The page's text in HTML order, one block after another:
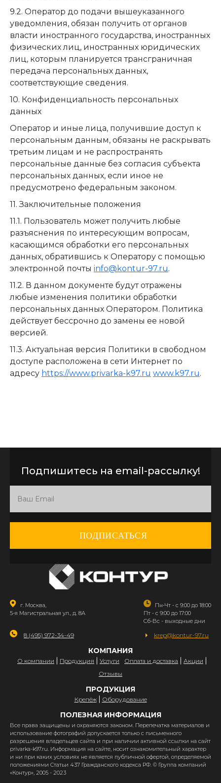
9.2. Оператор до подачи вышеуказанного
уведомления, обязан получить от органов
власти иностранного государства, иностранных
физических лиц, иностранных юридических
лиц, которым планируется трансграничная
передача персональных данных,
соответствующие сведения.
10. Конфиденциальность персональных
данных
Оператор и иные лица, получившие доступ к
персональным данным, обязаны не раскрывать
третьим лицам и не распространять
персональные данные без согласия субъекта
персональных данных, если иное не
предусмотрено федеральным законом.
11. Заключительные положения
11.1. Пользователь может получить любые
разъяснения по интересующим вопросам,
касающимся обработки его персональных
данных, обратившись к Оператору с помощью
электронной почты info@kontur-97.ru.
11.2. В данном документе будут отражены
любые изменения политики обработки
персональных данных Оператором. Политика
действует бессрочно до замены ее новой
версией.
11.3. Актуальная версия Политики в свободном
доступе расположена в сети Интернет по
адресу https://www.privarka-k97.ru www.k97.ru.
Подпишитесь на email-рассылку!
ПОДПИСАТЬСЯ
г. Москва,
5-я Магистральная ул., д. 8А
Пн-Чт - с 9:00 до 18:00
Пт - с 9:00 до 17:00
Сб-Вс - выходные дни
8 (495) 972-34-49 krep@kontur-97.ru
КОМПАНИЯ
О компании Продукция Услуги Оплата и доставка
Акции
Отзывы
ПРОДУКЦИЯ
Крепёж Оборудование
ПОЛЕЗНАЯ ИНФОРМАЦИЯ
Все права защищены и охраняются законом. Перепечатка материалов и
использование фотографий допускается только с письменного
разрешения владельцев сайта и при наличии активной ссылки на сайт
privarka-k97.ru. Информация на сайте, носит ознакомительный характер
и ни при каких условиях не является публичной офертой, определяемой
положениями Статьи 437 Гражданского кодекса РФ. © Группа компаний
«Контур», 2005 - 2023